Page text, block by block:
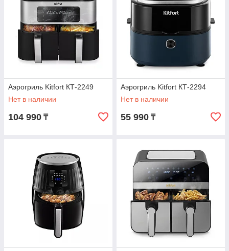
Аэрогриль Kitfort КТ-2249
Нет в наличии
104 990 ₸
Аэрогриль Kitfort КТ-2294
Нет в наличии
55 990 ₸